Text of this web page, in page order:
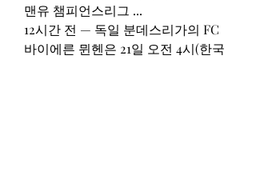
맨유 챔피언스리그 ...
12시간 전 — 독일 분데스리가의 FC
바이에른 뮌헨은 21일 오전 4시(한국